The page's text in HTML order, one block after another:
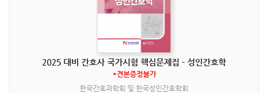
2025 대비 간호사 국가시험 핵심문제집 - 성인간호학
*견본증정불가
한국간호과학회 및 한국성인간호학회